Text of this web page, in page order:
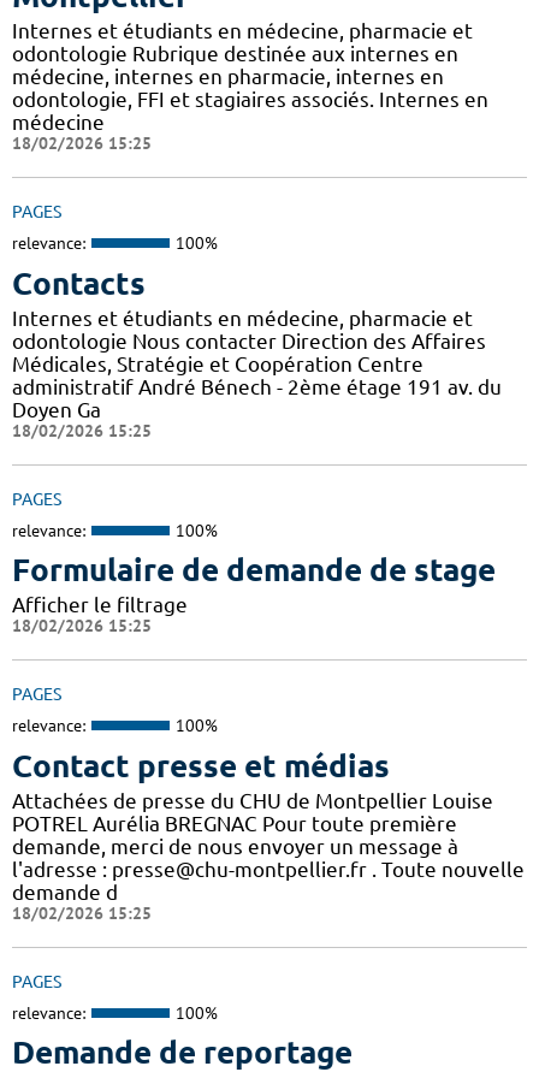
Internes et étudiants en médecine, pharmacie et
odontologie Rubrique destinée aux internes en
médecine, internes en pharmacie, internes en
odontologie, FFI et stagiaires associés. Internes en
médecine
18/02/2026 15:25
PAGES
relevance: 100%
Contacts
Internes et étudiants en médecine, pharmacie et
odontologie Nous contacter Direction des Affaires
Médicales, Stratégie et Coopération Centre
administratif André Bénech - 2ème étage 191 av. du
Doyen Ga
18/02/2026 15:25
PAGES
relevance: 100%
Formulaire de demande de stage
Afficher le filtrage
18/02/2026 15:25
PAGES
relevance: 100%
Contact presse et médias
Attachées de presse du CHU de Montpellier Louise
POTREL Aurélia BREGNAC Pour toute première
demande, merci de nous envoyer un message à
l'adresse : presse@chu-montpellier.fr . Toute nouvelle
demande d
18/02/2026 15:25
PAGES
relevance: 100%
Demande de reportage